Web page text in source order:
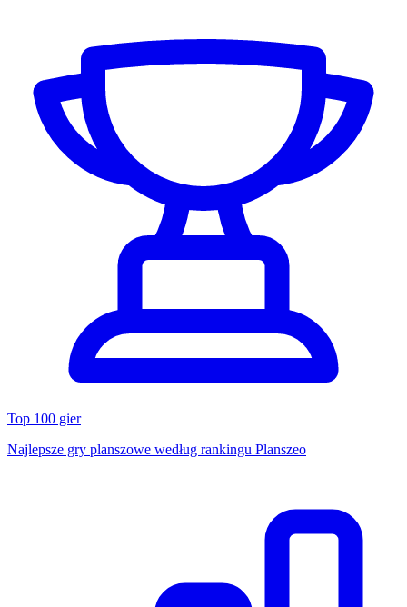
Top 100 gier
Najlepsze gry planszowe według rankingu Planszeo